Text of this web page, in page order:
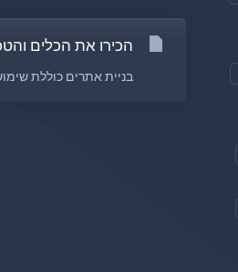
הכירו את הכלים
בניית אתרים כוללת